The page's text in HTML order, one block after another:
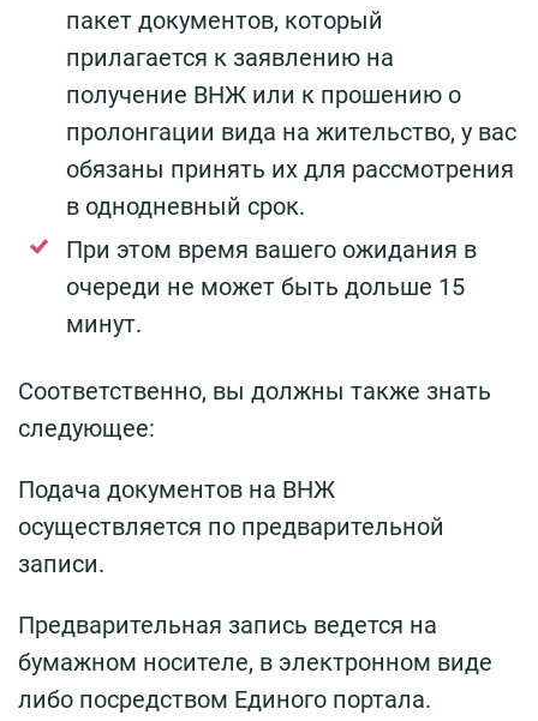
пакет документов, который
прилагается к заявлению на
получение ВНЖ или к прошению о
пролонгации вида на жительство, у вас
обязаны принять их для рассмотрения
в однодневный срок.
При этом время вашего ожидания в
очереди не может быть дольше 15
минут.
Соответственно, вы должны также знать
следующее:
Подача документов на ВНЖ
осуществляется по предварительной
записи.
Предварительная запись ведется на
бумажном носителе, в электронном виде
либо посредством Единого портала.